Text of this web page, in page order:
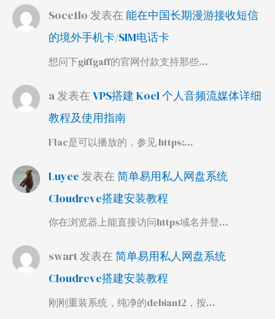
Soce1lo 发表在能在中国长期漫游接收短信
的境外手机卡/SIM电话卡
想问下giffgaff的官网付款支持那些…
a发表在 VPS搭建 Koel 个人音频流媒体详细
教程及使用指南
Flac是可以播放的，参见 https:…
Luyee 发表在 简单易用私人网盘系统
Cloudreve搭建安装教程
你在浏览器上能直接访问https域名并登…
swart发表在简单易用私人网盘系统
Cloudreve搭建安装教程
刚刚重装系统，纯净的debian12，按…